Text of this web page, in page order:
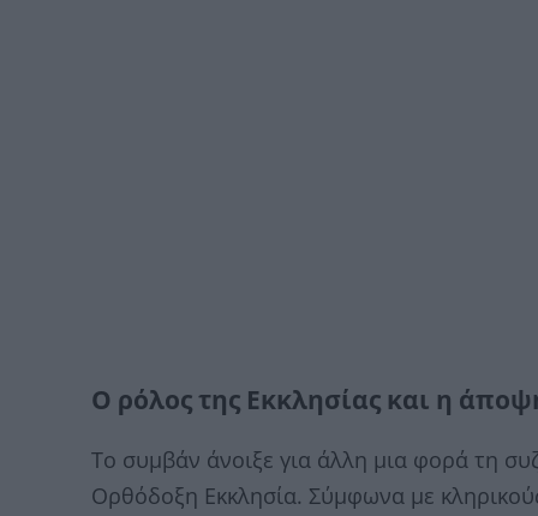
Ο ρόλος της Εκκλησίας και η
Το συμβάν άνοιξε για άλλη μια φορά τη
Ορθόδοξη Εκκλησία. Σύμφωνα με